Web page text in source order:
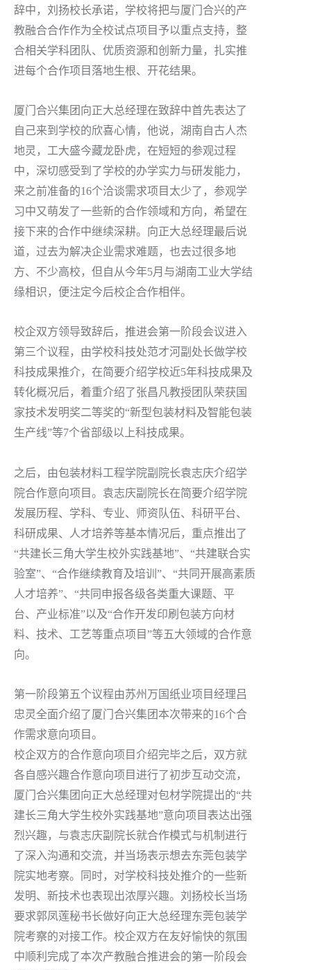
辞中，刘扬校长承诺，学校将把与厦门合兴的产
教融合合作作为全校试点项目予以重点支持，整
合相关学科团队、优质资源和创新力量，扎实推
进每个合作项目落地生根、开花结果。
厦门合兴集团向正大总经理在致辞中首先表达了
自己来到学校的欣喜心情，他说，湖南自古人杰
地灵，工大盛今藏龙卧虎，在短短的参观过程
中，深切感受到了学校的办学实力与研发能力，
来之前准备的16个洽谈需求项目太少了，参观学
习中又萌发了一些新的合作领域和方向，希望在
接下来的合作中继续深耕。向正大总经理最后说
道，过去为解决企业需求难题，也去过很多地
方、不少高校，但自从今年5月与湖南工业大学结
缘相识，便注定今后校企合作相伴。
校企双方领导致辞后，推进会第一阶段会议进入
第三个议程，由学校科技处范才河副处长做学校
科技成果推介，在简要介绍学校近5年科技成果及
转化概况后，着重介绍了张昌凡教授团队荣获国
家技术发明奖二等奖的“新型包装材料及智能包装
生产线”等7个省部级以上科技成果。
之后，由包装材料工程学院副院长袁志庆介绍学
院合作意向项目。袁志庆副院长在简要介绍学院
发展历程、学科、专业、师资队伍、科研平台、
科研成果、人才培养等基本情况后，重点推出了
“共建长三角大学生校外实践基地”、“共建联合实
验室”、“合作继续教育及培训”、“共同开展高素质
人才培养”、“共同申报各级各类重大课题、平
台、产业标准”以及“合作开发印刷包装方向材
料、技术、工艺等重点项目”等五大领域的合作意
向。
第一阶段第五个议程由苏州万国纸业项目经理吕
忠灵全面介绍了厦门合兴集团本次带来的16个合
作需求意向项目。
校企双方的合作意向项目介绍完毕之后，双方就
各自感兴趣合作意向项目进行了初步互动交流，
厦门合兴集团向正大总经理对包材学院提出的“共
建长三角大学生校外实践基地”意向项目表达出强
烈兴趣，与袁志庆副院长就合作模式与机制进行
了深入沟通和交流，并当场表示想去东莞包装学
院实地考察。同时，对学校科技处推介的一些新
发明、新技术也表现出浓厚兴趣。刘扬校长当场
要求郭凤莲秘书长做好向正大总经理东莞包装学
院考察的对接工作。校企双方在友好愉快的氛围
中顺利完成了本次产教融合推进会的第一阶段会